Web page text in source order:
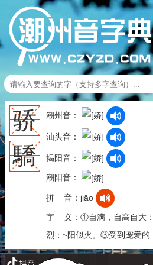
骄
驕
潮州音：
汕头音：
揭阳音：
潮阳音：
拼 音：jiāo
字 义：①自满，自高自大
烈：~阳似火。③受到宠爱的